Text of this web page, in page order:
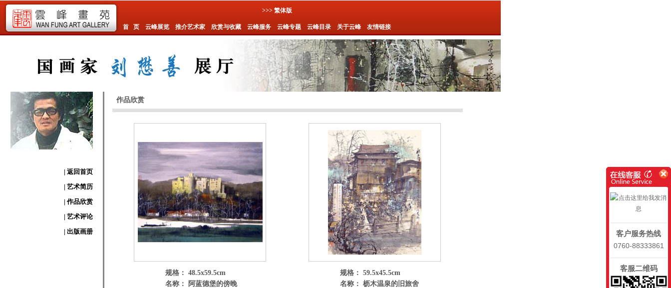
>>> 繁体版
首 页 云峰展览 推介艺术家 欣赏与收藏 云峰服务 云峰专题 云峰目录 关于云峰 友情链接
| 返回首页
| 艺术简历
| 作品欣赏
| 艺术评论
| 出版画册
作品欣赏
规格： 48.5x59.5cm
名称： 阿蓝德堡的傍晚
规格： 59.5x45.5cm
名称： 枥木温泉的旧旅舍
客户服务热线
0760-88333861
客服二维码